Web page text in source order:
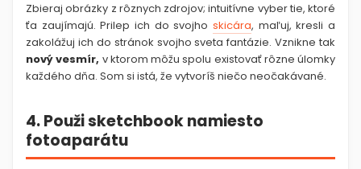
Zbieraj obrázky z rôznych zdrojov; intuitívne vyber tie, ktoré
ťa zaujímajú. Prilep ich do svojho skicára, maľuj, kresli a
zakolážuj ich do stránok svojho sveta fantázie. Vznikne tak
nový vesmír, v ktorom môžu spolu existovať rôzne úlomky
každého dňa. Som si istá, že vytvoríš niečo neočakávané.
4. Použi sketchbook namiesto
fotoaparátu